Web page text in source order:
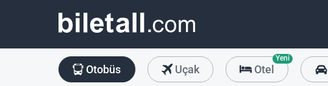
Otobüs Uçak Otel
Yeni